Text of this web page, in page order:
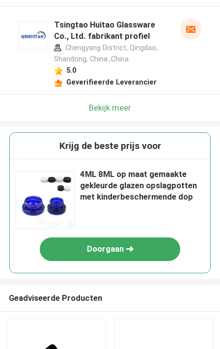
Tsingtao Huitao Glassware
Co., Ltd. fabrikant profiel
Chengyang District, Qingdao,
Shandong, China ,China
5.0
Geverifieerde Leverancier
Bekijk meer
Krijg de beste prijs voor
4ML 8ML op maat gemaakte
gekleurde glazen opslagpotten
met kinderbeschermende dop
Doorgaan
Geadviseerde Producten